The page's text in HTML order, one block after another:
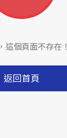
這個頁面不存在！
返回首頁